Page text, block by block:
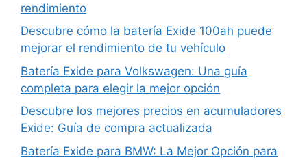
rendimiento
Descubre cómo la batería Exide 100ah puede
mejorar el rendimiento de tu vehículo
Batería Exide para Volkswagen: Una guía
completa para elegir la mejor opción
Descubre los mejores precios en acumuladores
Exide: Guía de compra actualizada
Batería Exide para BMW: La Mejor Opción para